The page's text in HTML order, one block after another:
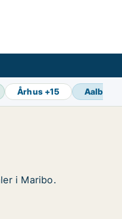
Århus +15 Aalborg
i Maribo.